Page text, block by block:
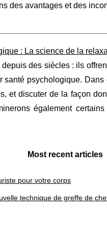
des avantages et des
: La science de la
des siècles : ils
santé psychologique.
et discuter de la façon
également
Most recent articles
pour votre corps
technique de greffe de